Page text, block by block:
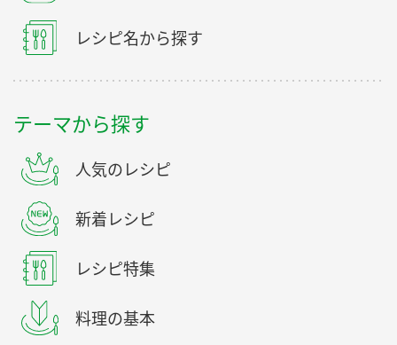
レシピ名から探す
テーマから探す
人気のレシピ
新着レシピ
レシピ特集
料理の基本